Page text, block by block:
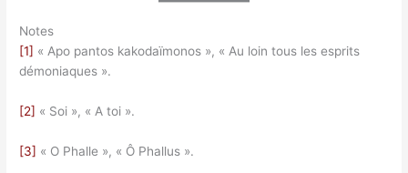
Notes
[1] « Apo pantos kakodaïmonos », « Au loin tous les esprits
démoniaques ».
[2] « Soi », « A toi ».
[3] « O Phalle », « Ô Phallus ».